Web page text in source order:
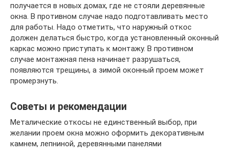
получается в новых домах, где не стояли деревянные
окна. В противном случае надо подготавливать место
для работы. Надо отметить, что наружный откос
должен делаться быстро, когда установленный оконный
каркас можно приступать к монтажу. В противном
случае монтажная пена начинает разрушаться,
появляются трещины, а зимой оконный проем может
промерзнуть.
Советы и рекомендации
Металические откосы не единственный выбор, при
желании проем окна можно оформить декоративным
камнем, лепниной, деревянными панелями